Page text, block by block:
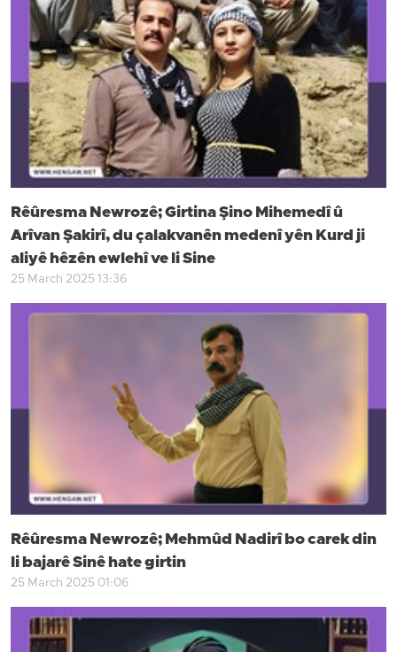
Rêûresma Newrozê; Girtina Şino Mihemedî û
Arîvan Şakirî, du çalakvanên medenî yên Kurd ji
aliyê hêzên ewlehî ve li Sine
25 March 2025 13:36
Rêûresma Newrozê; Mehmûd Nadirî bo carek din
li bajarê Sinê hate girtin
25 March 2025 01:06